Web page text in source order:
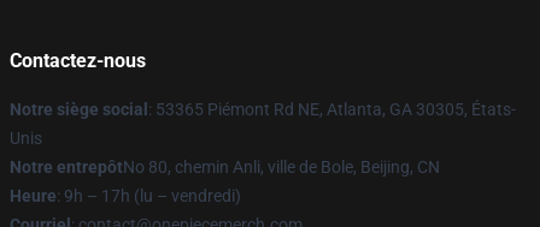
Contactez-nous
Notre siège social : 53365 Piémont Rd NE, Atlanta, GA 30305, États-
Unis
Notre entrepôtNo 80, chemin Anli, ville de Bole, Beijing, CN
Heure: 9h – 17h (lu – vendredi)